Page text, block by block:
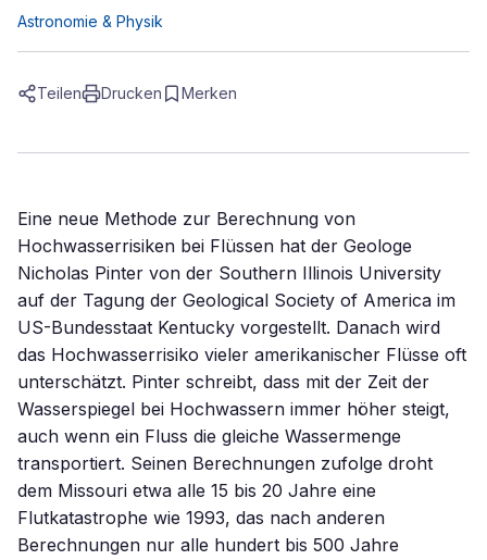
Astronomie & Physik
Teilen Drucken Merken
Eine neue Methode zur Berechnung von
Hochwasserrisiken bei Flüssen hat der Geologe
Nicholas Pinter von der Southern Illinois University
auf der Tagung der Geological Society of America im
US-Bundesstaat Kentucky vorgestellt. Danach wird
das Hochwasserrisiko vieler amerikanischer Flüsse oft
unterschätzt. Pinter schreibt, dass mit der Zeit der
Wasserspiegel bei Hochwassern immer höher steigt,
auch wenn ein Fluss die gleiche Wassermenge
transportiert. Seinen Berechnungen zufolge droht
dem Missouri etwa alle 15 bis 20 Jahre eine
Flutkatastrophe wie 1993, das nach anderen
Berechnungen nur alle hundert bis 500 Jahre